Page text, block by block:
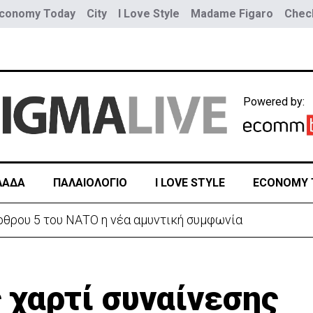
Today City I Love Style Madame Figaro
Powered by:
ΠΑΛΑΙΟΛΟΓΙΟ I LOVE STYLE ECONOMY
στο Ρίο ντε Τζανέιρο - 4 νεκροί (BINTEO)
συναίνεσης